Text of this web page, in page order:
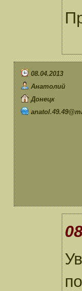
08.04.2013
Анатолий
Донецк